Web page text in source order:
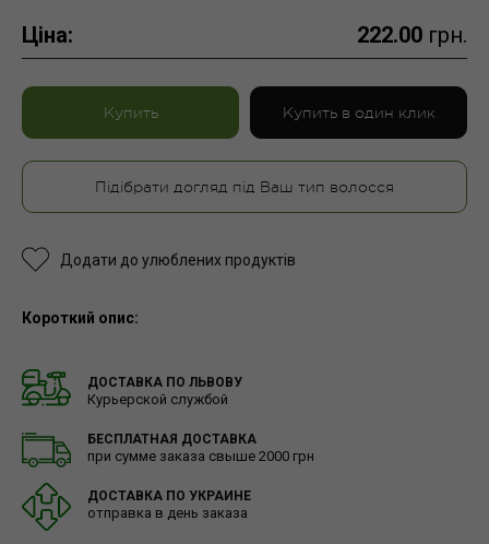
Ціна: 222.00 грн.
Купить Купить в один клик
Підібрати догляд під Ваш тип волосся
Додати до улюблених продуктів
Короткий опис:
ДОСТАВКА ПО ЛЬВОВУ
Курьерской службой
БЕСПЛАТНАЯ ДОСТАВКА
при сумме заказа свыше 2000 грн
ДОСТАВКА ПО УКРАИНЕ
отправка в день заказа